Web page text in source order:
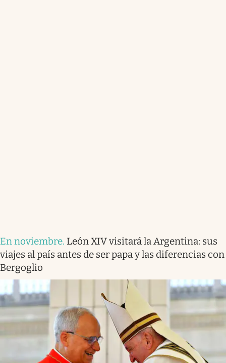
En noviembre. León XIV visitará la Argentina: sus
viajes al país antes de ser papa y las diferencias con
Bergoglio